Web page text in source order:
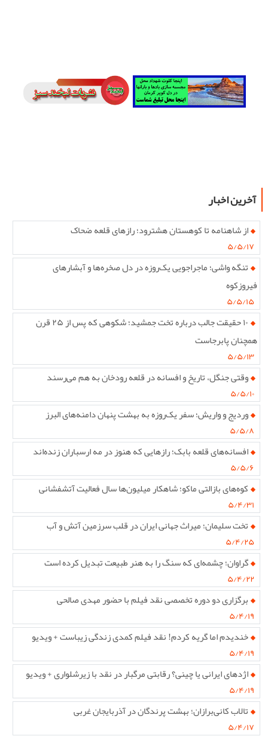
آخرین اخبار
از شاهنامه تا کوهستان هشترود؛ رازهای قلعه ضحاک
۵/۵/۱۷
تنگه واشی؛ ماجراجویی یک‌روزه در دل صخره‌ها و آبشارهای
فیروزکوه
۵/۵/۱۵
۱۰ حقیقت جالب درباره تخت جمشید؛ شکوهی که پس از ۲۵ قرن
همچنان پابرجاست
۵/۵/۱۳
وقتی جنگل، تاریخ و افسانه در قلعه رودخان به هم می‌رسند
۵/۵/۱۰
وردیج و واریش؛ سفر یک‌روزه به بهشت پنهان دامنه‌های البرز
۵/۵/۸
افسانه‌های قلعه بابک؛ رازهایی که هنوز در مه ارسباران زنده‌اند
۵/۵/۶
کوه‌های بازالتی ماکو؛ شاهکار میلیون‌ها سال فعالیت آتشفشانی
۵/۴/۳۱
تخت سلیمان؛ میراث جهانی ایران در قلب سرزمین آتش و آب
۵/۴/۲۵
گراوان؛ چشمه‌ای که سنگ را به هنر طبیعت تبدیل کرده است
۵/۴/۲۲
برگزاری دو دوره تخصصی نقد فیلم با حضور مهدی صالحی
۵/۴/۱۹
خندیدم اما گریه کردم! نقد فیلم کمدی زندگی زیباست + ویدیو
۵/۴/۱۹
اژدهای ایرانی یا چینی؟ رقابتی مرگبار در نقد با زیرشلواری + ویدیو
۵/۴/۱۹
تالاب کانی‌برازان؛ بهشت پرندگان در آذربایجان غربی
۵/۴/۱۷